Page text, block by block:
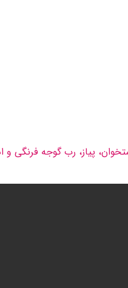
پیاز، رب گوجه